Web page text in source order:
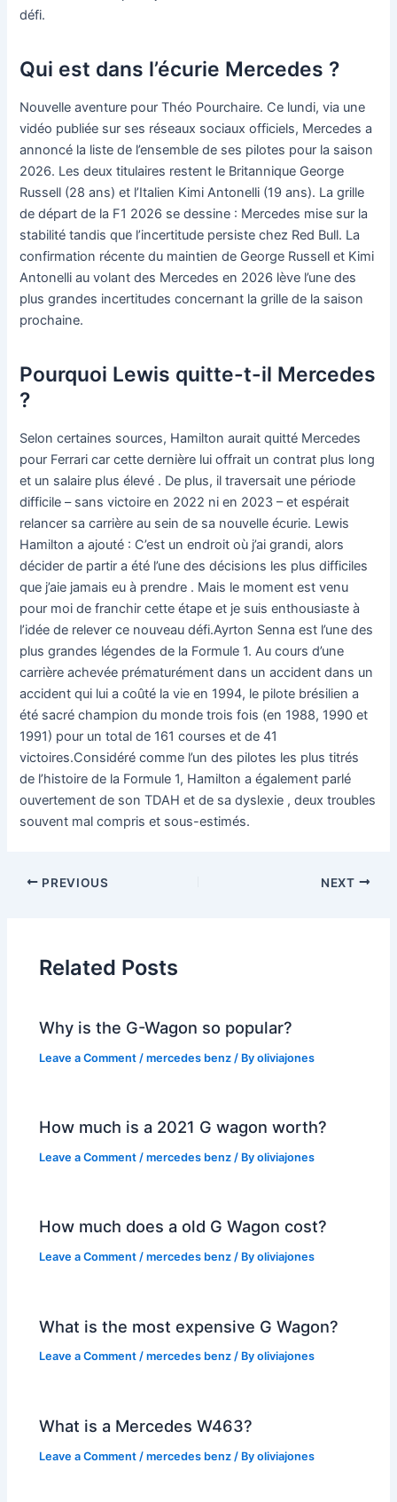
défi.
Qui est dans l’écurie Mercedes ?
Nouvelle aventure pour Théo Pourchaire. Ce lundi, via une
vidéo publiée sur ses réseaux sociaux officiels, Mercedes a
annoncé la liste de l’ensemble de ses pilotes pour la saison
2026. Les deux titulaires restent le Britannique George
Russell (28 ans) et l’Italien Kimi Antonelli (19 ans). La grille
de départ de la F1 2026 se dessine : Mercedes mise sur la
stabilité tandis que l’incertitude persiste chez Red Bull. La
confirmation récente du maintien de George Russell et Kimi
Antonelli au volant des Mercedes en 2026 lève l’une des
plus grandes incertitudes concernant la grille de la saison
prochaine.
Pourquoi Lewis quitte-t-il Mercedes
?
Selon certaines sources, Hamilton aurait quitté Mercedes
pour Ferrari car cette dernière lui offrait un contrat plus long
et un salaire plus élevé . De plus, il traversait une période
difficile – sans victoire en 2022 ni en 2023 – et espérait
relancer sa carrière au sein de sa nouvelle écurie. Lewis
Hamilton a ajouté : C’est un endroit où j’ai grandi, alors
décider de partir a été l’une des décisions les plus difficiles
que j’aie jamais eu à prendre . Mais le moment est venu
pour moi de franchir cette étape et je suis enthousiaste à
l’idée de relever ce nouveau défi.Ayrton Senna est l’une des
plus grandes légendes de la Formule 1. Au cours d’une
carrière achevée prématurément dans un accident dans un
accident qui lui a coûté la vie en 1994, le pilote brésilien a
été sacré champion du monde trois fois (en 1988, 1990 et
1991) pour un total de 161 courses et de 41
victoires.Considéré comme l’un des pilotes les plus titrés
de l’histoire de la Formule 1, Hamilton a également parlé
ouvertement de son TDAH et de sa dyslexie , deux troubles
souvent mal compris et sous-estimés.
PREVIOUS NEXT
Related Posts
Why is the G-Wagon so popular?
Leave a Comment /mercedes benz / Byoliviajones
How much is a 2021 G wagon worth?
Leave a Comment /mercedes benz / Byoliviajones
How much does a old G Wagon cost?
Leave a Comment /mercedes benz / Byoliviajones
What is the most expensive G Wagon?
Leave a Comment /mercedes benz / Byoliviajones
What is a Mercedes W463?
Leave a Comment /mercedes benz / Byoliviajones